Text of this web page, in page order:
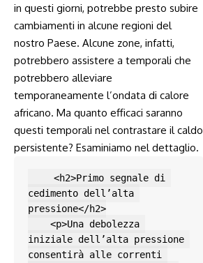
in ​questi giorni, potrebbe​ presto subire
cambiamenti in alcune regioni del
nostro Paese. Alcune zone,‍ infatti,
potrebbero assistere⁤ a temporali che
potrebbero alleviare
temporaneamente l’ondata di calore
africano.‍ Ma quanto‍ efficaci saranno
questi temporali nel contrastare il caldo
persistente? Esaminiamo nel dettaglio.
cedimento dell’alta
pressione</h2>
iniziale dell’alta pressione
consentirà alle correnti